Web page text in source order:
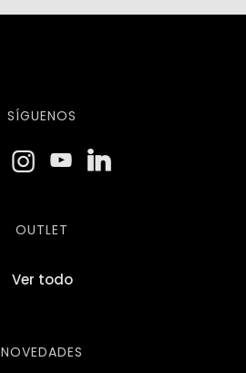
SÍGUENOS
OUTLET
Ver todo
NOVEDADES